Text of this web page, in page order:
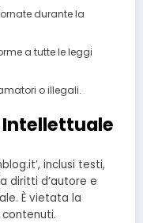
durante la
a tutte le leggi
o illegali.
inclusi testi,
diritti d’autore e
È vietata la